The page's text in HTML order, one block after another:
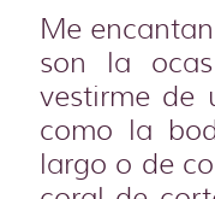
Me
son la
vestirme de
como la
largo o de